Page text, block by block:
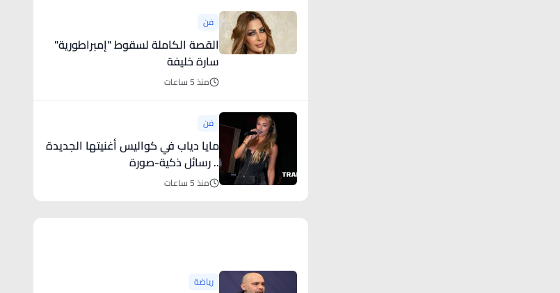
فن
القصة الكاملة لسقوط "إمبراطورية"
سارة خليفة
منذ 5 ساعات
فن
مايا دياب في كواليس أغنيتها الجديدة
.. رسائل ذكية-صورة
منذ 5 ساعات
رياضة